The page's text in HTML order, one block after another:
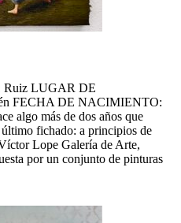
Ruiz LUGAR DE
FECHA DE NACIMIENTO:
algo más de dos años que
fichado: a principios de
Lope Galería de Arte,
por un conjunto de pinturas